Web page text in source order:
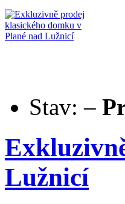
Stav: –
Lužnicí